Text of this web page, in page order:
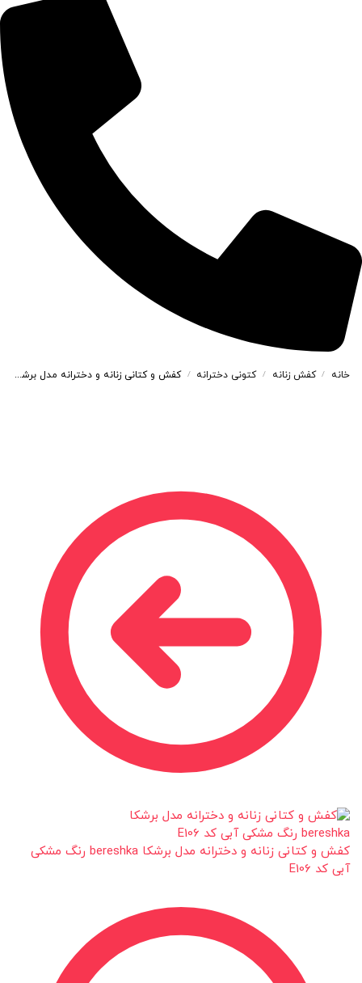
خانه / کفش زنانه / کتونی دخترانه / کفش و کتانی زنانه و دخترانه مدل برشکا bereshka رنگ سفید کد E104
کفش و کتانی زنانه و دخترانه مدل برشکا bereshka رنگ مشکی
آبی کد E106